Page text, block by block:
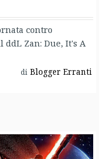
contro
Zan: Due, It's A
di Blogger Erranti